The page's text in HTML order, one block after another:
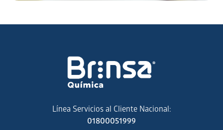
Línea Servicios al Cliente Nacional:
01800051999